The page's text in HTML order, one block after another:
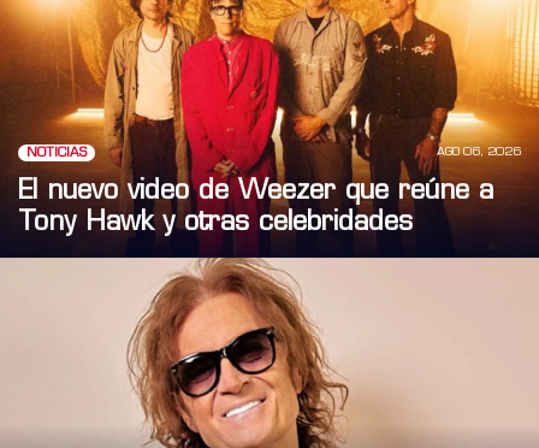
NOTICIAS AGO 06, 2026
El nuevo video de Weezer que reúne a
Tony Hawk y otras celebridades